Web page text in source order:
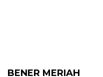
BENER MERIAH